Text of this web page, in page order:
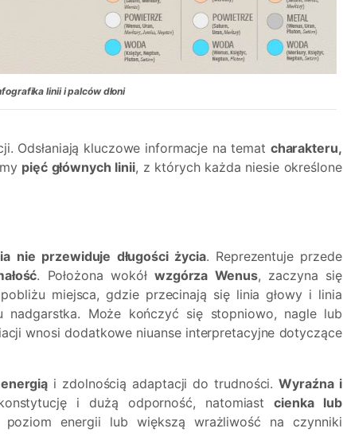
linii i palców dłoni
Odsłaniają kluczowe informacje na temat charakteru,
pięć głównych linii, z których każda niesie określone
nie przewiduje długości życia. Reprezentuje przede
. Położona wokół wzgórza Wenus, zaczyna się
miejsca, gdzie przecinają się linia głowy i linia
nadgarstka. Może kończyć się stopniowo, nagle lub
wnosi dodatkowe niuanse interpretacyjne dotyczące
i zdolnością adaptacji do trudności.Wyraźna i
i dużą odporność, natomiastcienka lub
energii lub większą wrażliwość na czynniki